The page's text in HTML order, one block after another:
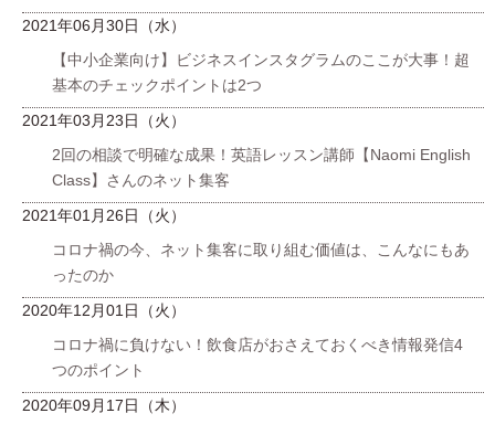
2021年06月30日（水）
【中小企業向け】ビジネスインスタグラムのここが大事！超
基本のチェックポイントは2つ
2021年03月23日（火）
2回の相談で明確な成果！英語レッスン講師【Naomi English
Class】さんのネット集客
2021年01月26日（火）
コロナ禍の今、ネット集客に取り組む価値は、こんなにもあ
ったのか
2020年12月01日（火）
コロナ禍に負けない！飲食店がおさえておくべき情報発信4
つのポイント
2020年09月17日（木）